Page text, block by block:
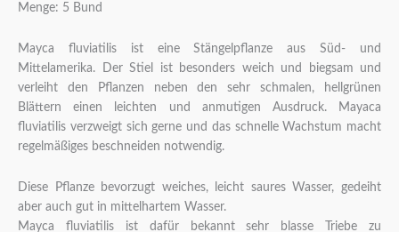
Menge: 5 Bund
Mayca fluviatilis ist eine Stängelpflanze aus Süd- und
Mittelamerika. Der Stiel ist besonders weich und biegsam und
verleiht den Pflanzen neben den sehr schmalen, hellgrünen
Blättern einen leichten und anmutigen Ausdruck. Mayaca
fluviatilis verzweigt sich gerne und das schnelle Wachstum macht
regelmäßiges beschneiden notwendig.
Diese Pflanze bevorzugt weiches, leicht saures Wasser, gedeiht
aber auch gut in mittelhartem Wasser.
Mayca fluviatilis ist dafür bekannt sehr blasse Triebe zu